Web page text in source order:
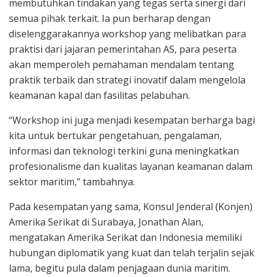
membutuhkan tindakan yang tegas serta sinergi dari
semua pihak terkait. Ia pun berharap dengan
diselenggarakannya workshop yang melibatkan para
praktisi dari jajaran pemerintahan AS, para peserta
akan memperoleh pemahaman mendalam tentang
praktik terbaik dan strategi inovatif dalam mengelola
keamanan kapal dan fasilitas pelabuhan.
“Workshop ini juga menjadi kesempatan berharga bagi
kita untuk bertukar pengetahuan, pengalaman,
informasi dan teknologi terkini guna meningkatkan
profesionalisme dan kualitas layanan keamanan dalam
sektor maritim,” tambahnya.
Pada kesempatan yang sama, Konsul Jenderal (Konjen)
Amerika Serikat di Surabaya, Jonathan Alan,
mengatakan Amerika Serikat dan Indonesia memiliki
hubungan diplomatik yang kuat dan telah terjalin sejak
lama, begitu pula dalam penjagaan dunia maritim.